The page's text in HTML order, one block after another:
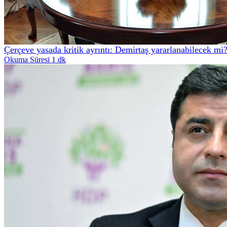
Çerçeve yasada kritik ayrıntı: Demirtaş yararlanabilecek mi?
Okuma Süresi 1 dk